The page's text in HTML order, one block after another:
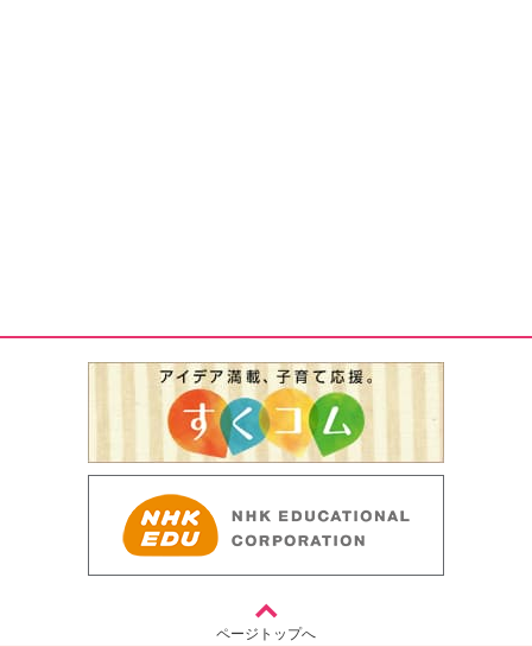
ページトップへ